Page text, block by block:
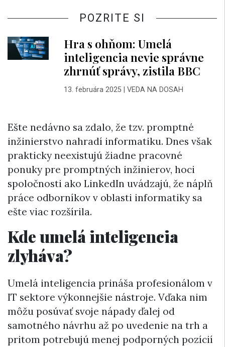
POZRITE SI
Hra s ohňom: Umelá
inteligencia nevie správne
zhrnúť správy, zistila BBC
13. februára 2025| VEDA NA DOSAH
Ešte nedávno sa zdalo, že tzv. promptné
inžinierstvo nahradí informatiku. Dnes však
prakticky neexistujú žiadne pracovné
ponuky pre promptných inžinierov, hoci
spoločnosti ako LinkedIn uvádzajú, že náplň
práce odborníkov v oblasti informatiky sa
ešte viac rozšírila.
Kde umelá inteligencia
zlyháva?
Umelá inteligencia prináša profesionálom v
IT sektore výkonnejšie nástroje. Vďaka nim
môžu posúvať svoje nápady ďalej od
samotného návrhu až po uvedenie na trh a
pritom potrebujú menej podporných pozícií